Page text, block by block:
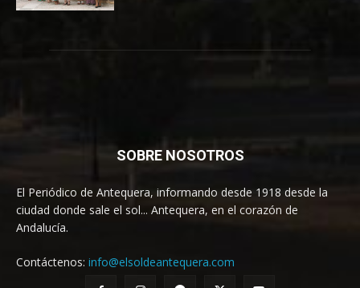
SOBRE NOSOTROS
El Periódico de Antequera, informando desde 1918 desde la
ciudad donde sale el sol... Antequera, en el corazón de
Andalucía.
Contáctenos: info@elsoldeantequera.com